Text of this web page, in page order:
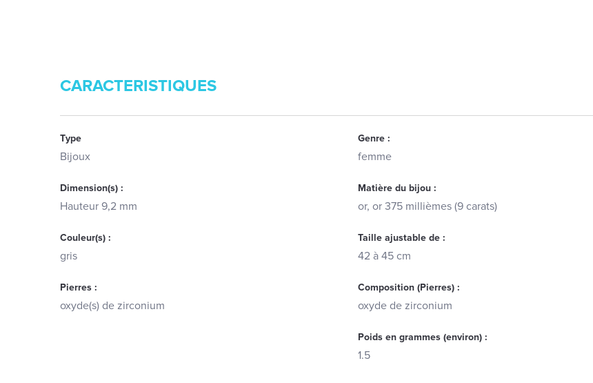
CARACTERISTIQUES
Type
Bijoux
Genre :
femme
Dimension(s) :
Hauteur 9,2 mm
Matière du bijou :
or, or 375 millièmes (9 carats)
Couleur(s) :
gris
Taille ajustable de :
42 à 45 cm
Pierres :
oxyde(s) de zirconium
Composition (Pierres) :
oxyde de zirconium
Poids en grammes (environ) :
1.5